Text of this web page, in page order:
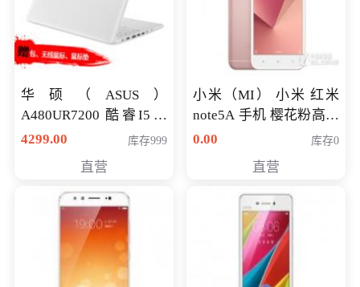
华硕（ASUS）
A480UR7200 酷睿I5超
薄学生办公游戏独显笔
NV930-2G独
4299.00 库存999
直营
小米（MI） 小米 红米
note5A 手机 樱花粉高配
版 全网通(3G+32G)
0.00 库存0
直营